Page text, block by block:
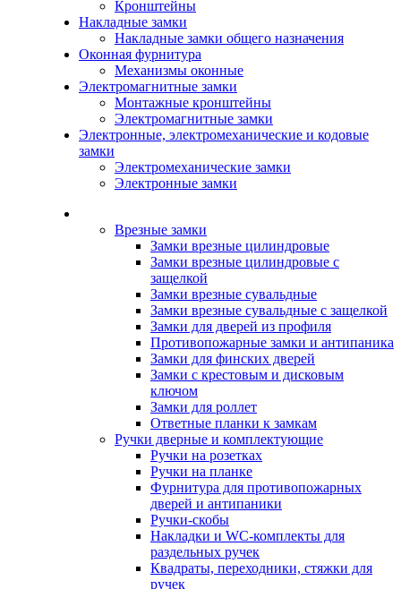
Кронштейны
Накладные замки
Накладные замки общего назначения
Оконная фурнитура
Механизмы оконные
Электромагнитные замки
Монтажные кронштейны
Электромагнитные замки
Электронные, электромеханические и кодовые
замки
Электромеханические замки
Электронные замки
Врезные замки
Замки врезные цилиндровые
Замки врезные цилиндровые с
защелкой
Замки врезные сувальдные
Замки врезные сувальдные с защелкой
Замки для дверей из профиля
Противопожарные замки и антипаника
Замки для финских дверей
Замки с крестовым и дисковым
ключом
Замки для роллет
Ответные планки к замкам
Ручки дверные и комплектующие
Ручки на розетках
Ручки на планке
Фурнитура для противопожарных
дверей и антипаники
Ручки-скобы
Накладки и WC-комплекты для
раздельных ручек
Квадраты, переходники, стяжки для
ручек